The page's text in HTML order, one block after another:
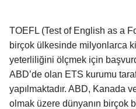
TOEFL (Test of English as a
birçok ülkesinde milyonlarca
yeterliliğini ölçmek için
ABD’de olan ETS kurumu
yapılmaktadır. ABD, Kanada
olmak üzere dünyanın birçok